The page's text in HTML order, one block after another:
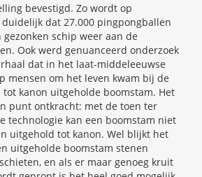
bevestigd. Zo wordt op
dat 27.000 pingpongballen
gezonken schip weer aan de
Ook werd genuanceerd onderzoek
dat in het laat-middeleeuwse
mensen om het leven kwam bij de
kanon uitgeholde boomstam. Het
punt ontkracht: met de toen ter
technologie kan een boomstam niet
uitgehold tot kanon. Wel blijkt het
uitgeholde boomstam stenen
en als er maar genoeg kruit